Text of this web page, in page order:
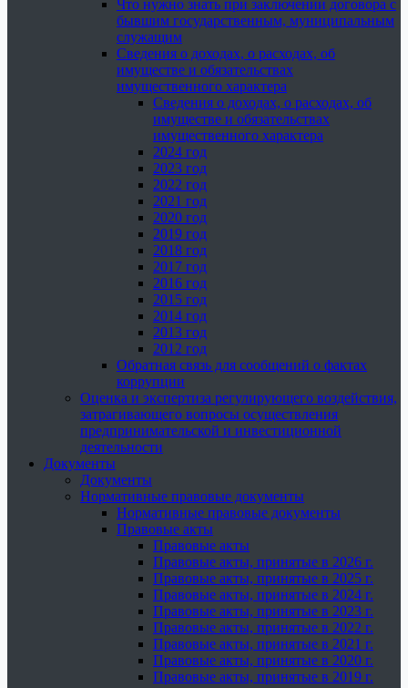
Что нужно знать при заключении договора с
бывшим государственным, муниципальным
служащим
Сведения о доходах, о расходах, об
имуществе и обязательствах
имущественного характера
Сведения о доходах, о расходах, об
имуществе и обязательствах
имущественного характера
2024 год
2023 год
2022 год
2021 год
2020 год
2019 год
2018 год
2017 год
2016 год
2015 год
2014 год
2013 год
2012 год
Обратная связь для сообщений о фактах
коррупции
Оценка и экспертиза регулирующего воздействия,
затрагивающего вопросы осуществления
предпринимательской и инвестиционной
деятельности
Документы
Документы
Нормативные правовые документы
Нормативные правовые документы
Правовые акты
Правовые акты
Правовые акты, принятые в 2026 г.
Правовые акты, принятые в 2025 г.
Правовые акты, принятые в 2024 г.
Правовые акты, принятые в 2023 г.
Правовые акты, принятые в 2022 г.
Правовые акты, принятые в 2021 г.
Правовые акты, принятые в 2020 г.
Правовые акты, принятые в 2019 г.